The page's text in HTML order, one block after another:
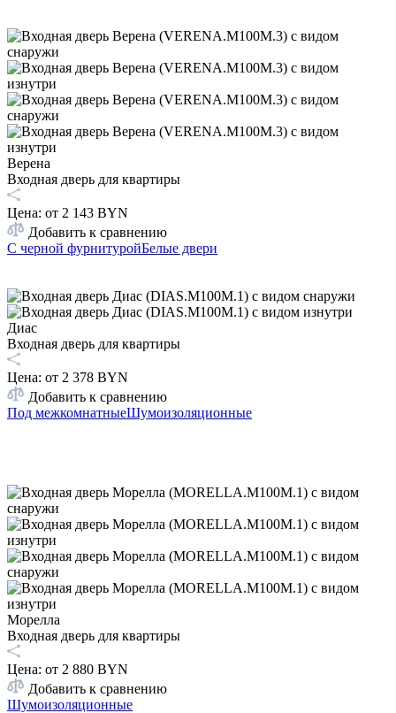
Верена
Входная дверь для квартиры
Цена: от 2 143 BYN
Добавить к сравнению
С черной фурнитуройБелые двери
Диас
Входная дверь для квартиры
Цена: от 2 378 BYN
Добавить к сравнению
Под межкомнатныеШумоизоляционные
Морелла
Входная дверь для квартиры
Цена: от 2 880 BYN
Добавить к сравнению
Шумоизоляционные